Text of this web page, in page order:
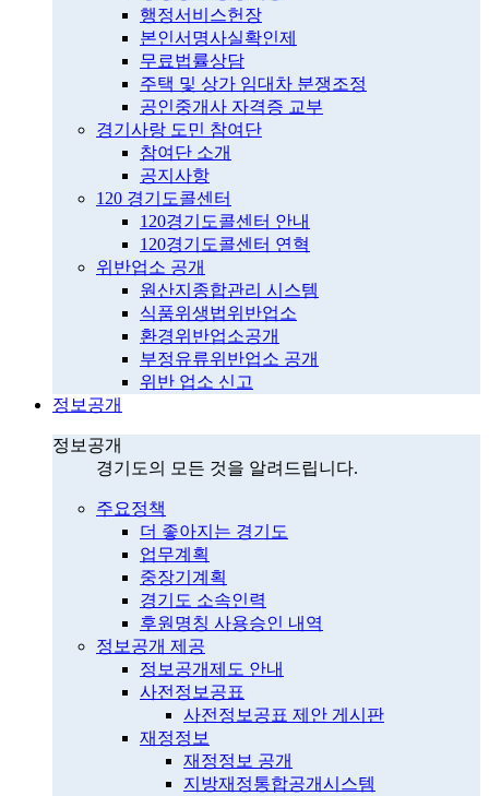
행정서비스헌장
본인서명사실확인제
무료법률상담
주택 및 상가 임대차 분쟁조정
공인중개사 자격증 교부
경기사랑 도민 참여단
참여단 소개
공지사항
120 경기도콜센터
120경기도콜센터 안내
120경기도콜센터 연혁
위반업소 공개
원산지종합관리 시스템
식품위생법위반업소
환경위반업소공개
부정유류위반업소 공개
위반 업소 신고
정보공개
정보공개
경기도의 모든 것을 알려드립니다.
주요정책
더 좋아지는 경기도
업무계획
중장기계획
경기도 소속인력
후원명칭 사용승인 내역
정보공개 제공
정보공개제도 안내
사전정보공표
사전정보공표 제안 게시판
재정정보
재정정보 공개
지방재정통합공개시스템